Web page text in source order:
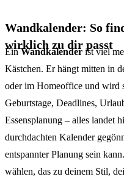
Wandkalender: So
wirklich zu dir passt
EinWandkalender ist viel
Kästchen. Er hängt mitten in
oder im Homeoffice und wird
Geburtstage, Deadlines,
Essensplanung – alles landet
durchdachten Kalender
entspannter Planung sein
wählen, das zu deinem Stil,